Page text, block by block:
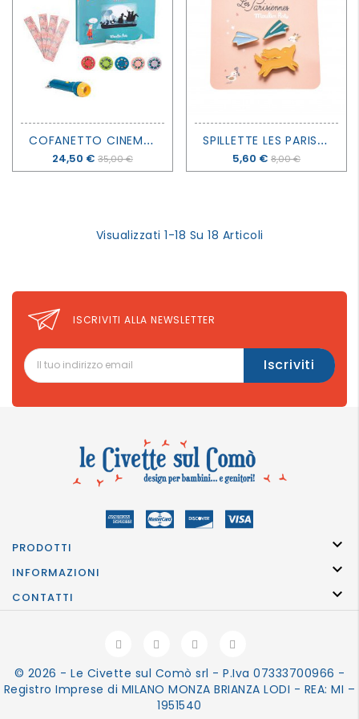
C
OFANETTO CINEMA PROIETTA STORIE - MOULIN ROTY
Prezzo
24,50 € 35,00 €
S
PILLETTE LES PARISIENNES - MOULIN ROTY
Prezzo
5,60 € 8,00 €
Visualizzati 1-18 Su 18 Articoli
ISCRIVITI ALLA NEWSLETTER
PRODOTTI 
INFORMAZIONI 
CONTATTI 
© 2026 - Le Civette sul Comò srl - P.Iva 07333700966 -
Registro Imprese di MILANO MONZA BRIANZA LODI - REA: MI –
1951540